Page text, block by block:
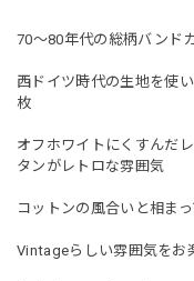
70〜80年代の総柄バンド
西ドイツ時代の生地を使
枚
オフホワイトにくすんだ
タンがレトロな雰囲気
コットンの風合いと相ま
Vintageらしい雰囲気をお